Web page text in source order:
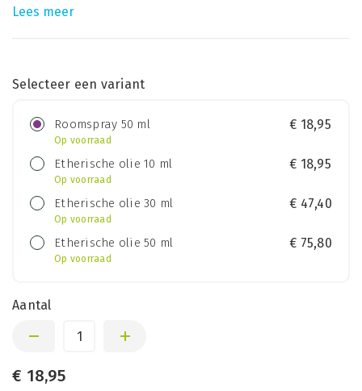
Lees meer
Selecteer een variant
Roomspray 50 ml
Op voorraad
€ 18,95
Etherische olie 10 ml
Op voorraad
€ 18,95
Etherische olie 30 ml
Op voorraad
€ 47,40
Etherische olie 50 ml
Op voorraad
€ 75,80
Aantal
€ 18,95